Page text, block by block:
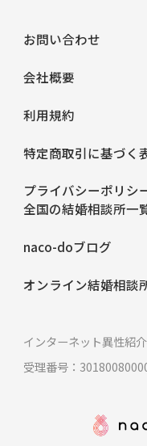
お問い合わせ
会社概要
利用規約
特定商取引に基づく
プライバシーポリシ
全国の結婚相談所一
naco-doブログ
オンライン結婚相談
インターネット異性紹
受理番号：